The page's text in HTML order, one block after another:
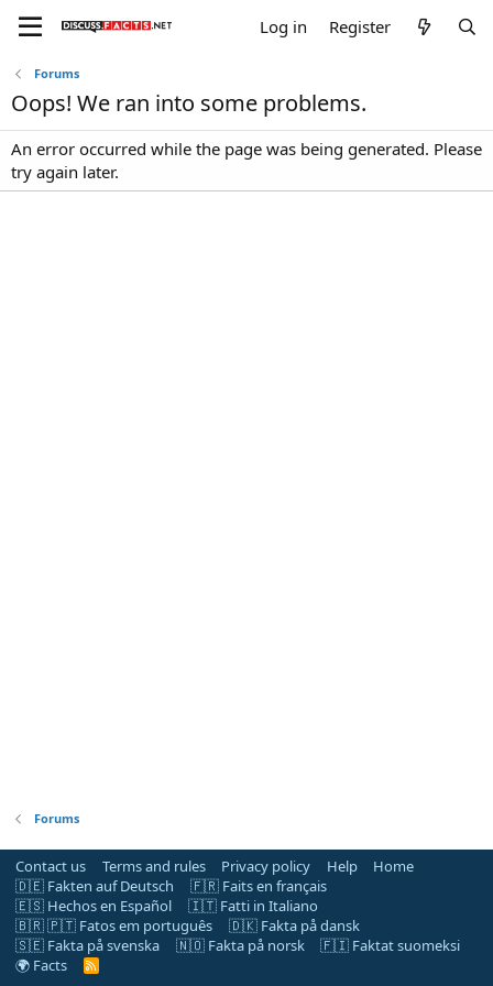
Log in Register
Forums
Oops! We ran into some problems.
An error occurred while the page was being generated. Please
try again later.
Forums
Contact us Terms and rules Privacy policy Help
Home
🇩🇪 Fakten auf Deutsch
🇫🇷 Faits en français
🇪🇸 Hechos en Español
🇮🇹 Fatti in Italiano
🇧🇷 🇵🇹 Fatos em português
🇩🇰 Fakta på dansk
🇸🇪 Fakta på svenska
🇳🇴 Fakta på norsk
🇫🇮 Faktat suomeksi
🌍 Facts
R